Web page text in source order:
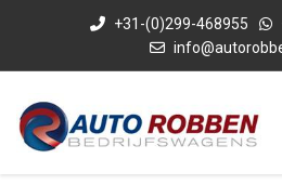
+31-(0)299-468955